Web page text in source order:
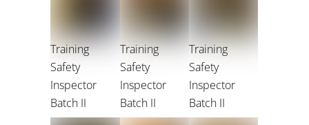
Training
Safety
Inspector
Batch II
Training
Safety
Inspector
Batch II
Training
Safety
Inspector
Batch II